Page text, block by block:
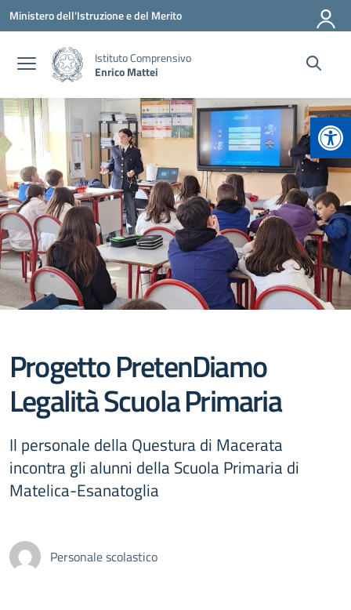
Vai ai contenuti
Vai al menu di navigazione
Vai al footer
Ministero dell'Istruzione e del Merito
Istituto Comprensivo
Enrico Mattei
Progetto PretenDiamo
Legalità Scuola Primaria
Il personale della Questura di Macerata
incontra gli alunni della Scuola Primaria di
Matelica-Esanatoglia
Personale scolastico